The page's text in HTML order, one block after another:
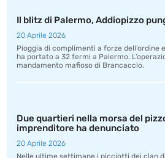
Il blitz di Palermo, Addiopizzo
20 Aprile 2026
Pioggia di complimenti a forze dell’ordine
ha portato a 32 fermi a Palermo.
mandamento mafioso di Brancaccio.
Due quartieri nella morsa del
imprenditore ha denunciato
20 Aprile 2026
Nelle ultime settimane i picciotti dei clan